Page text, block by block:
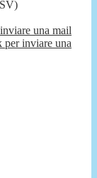
una mail
per inviare una